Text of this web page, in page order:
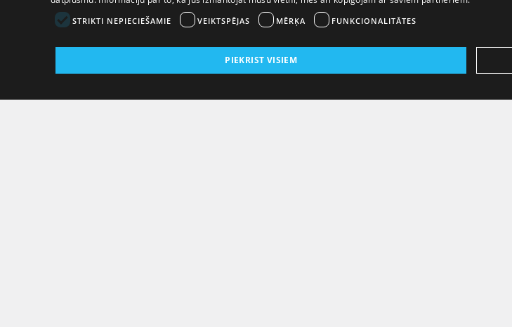
STRIKTI NEPIECIEŠAMIE VEIKTSPĒJAS MĒRĶA FUNKCIONALITĀTES
PIEKRIST VISIEM